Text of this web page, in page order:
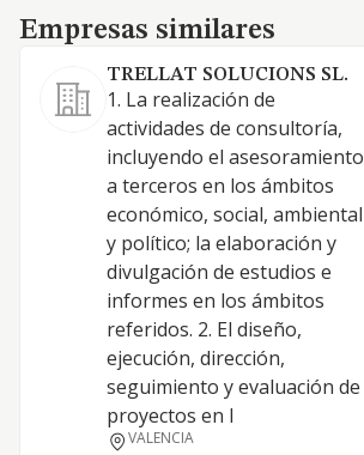
Empresas similares
Empresas similares
TRELLAT SOLUCIONS SL.
1. La realización de
actividades de consultoría,
incluyendo el asesoramiento
a terceros en los ámbitos
económico, social, ambiental
y político; la elaboración y
divulgación de estudios e
informes en los ámbitos
referidos. 2. El diseño,
ejecución, dirección,
seguimiento y evaluación de
proyectos en l
VALENCIA